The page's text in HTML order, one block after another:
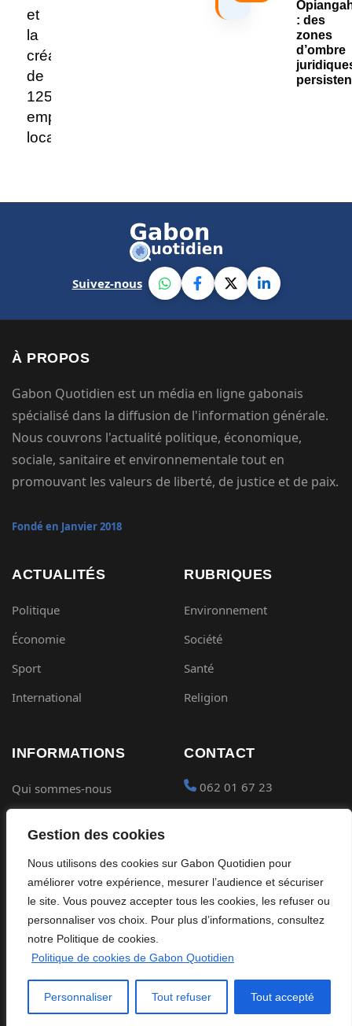
Gestion des cookies
Nous utilisons des cookies sur Gabon Quotidien pour
améliorer votre expérience, mesurer l’audience et sécuriser
le site. Vous pouvez accepter tous les cookies, les refuser ou
personnaliser vos choix. Pour plus d’informations, consultez
notre Politique de cookies.
Politique de cookies de Gabon Quotidien
Personnaliser Tout refuser Tout accepté
Suivez-nous
À PROPOS
Gabon Quotidien est un média en ligne gabonais
spécialisé dans la diffusion de l'information générale.
Nous couvrons l'actualité politique, économique,
sociale, sanitaire et environnementale tout en
promouvant les valeurs de liberté, de justice et de paix.
Fondé en Janvier 2018
ACTUALITÉS
Politique
Économie
Sport
International
RUBRIQUES
Environnement
Société
Santé
Religion
INFORMATIONS
Qui sommes-nous
Confidentialité
Cookies
CONTACT
062 01 67 23
Placer une Pub
Devenir partenaire
©2026Gabon Quotidien. Tous droits réservés.
Site édité par Global Streaming Africa